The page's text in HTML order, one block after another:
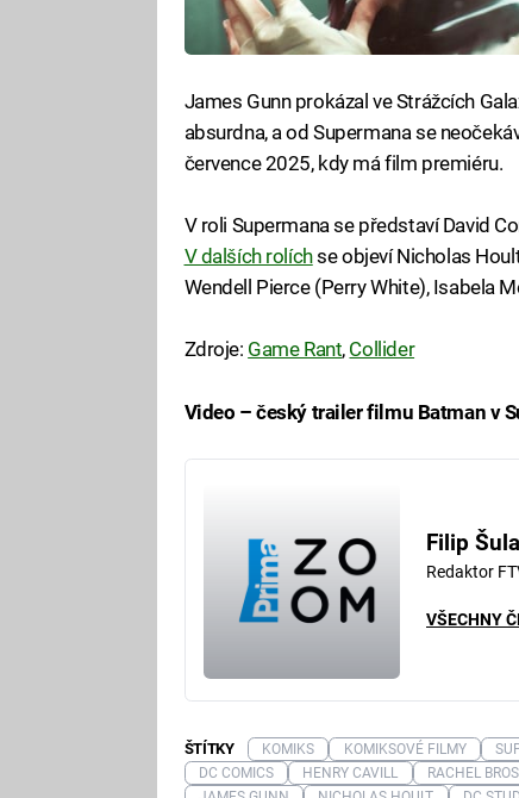
James Gunn prokázal ve Strážcích
absurdna, a od Supermana se
července 2025, kdy má film premiéru.
V roli Supermana se představí David
V dalších rolíchse objeví Nicholas
Wendell Pierce (Perry White), Isabela
Zdroje: Game Rant, Collider
Video – český trailer filmu Batman v
Filip Šula
Redaktor
VŠECHNY
ŠTÍTKY KOMIKS KOMIKSOVÉ FILMY
DC COMICS
HENRY CAVILL
RACHEL